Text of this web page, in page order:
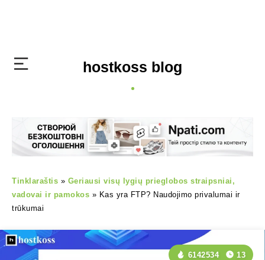
hostkoss blog
Tinklaraštis » Geriausi visų lygių prieglobos straipsniai,
vadovai ir pamokos » Kas yra FTP? Naudojimo privalumai ir
trūkumai
6142534 13